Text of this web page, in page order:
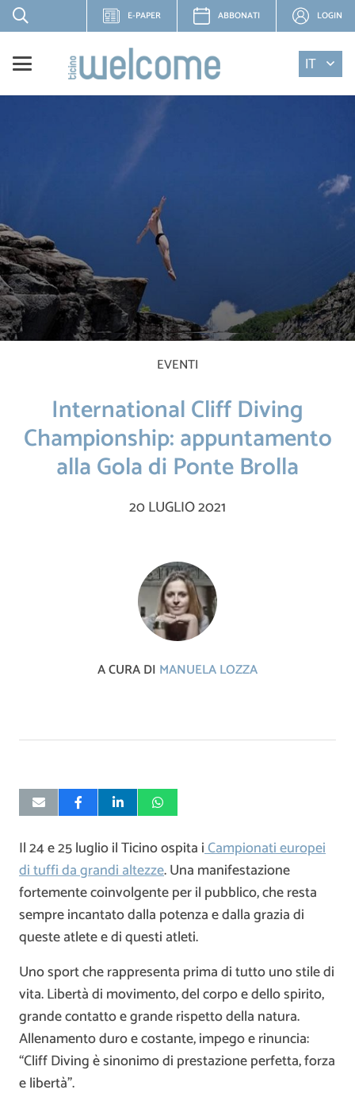
E-PAPER ABBONATI LOGIN
IT
EVENTI
International Cliff Diving
Championship: appuntamento
alla Gola di Ponte Brolla
20 LUGLIO 2021
A CURA DI MANUELA LOZZA
Il 24 e 25 luglio il Ticino ospita iCampionati europei
di tuffi da grandi altezze. Una manifestazione
fortemente coinvolgente per il pubblico, che resta
sempre incantato dalla potenza e dalla grazia di
queste atlete e di questi atleti.
Uno sport che rappresenta prima di tutto uno stile di
vita. Libertà di movimento, del corpo e dello spirito,
grande contatto e grande rispetto della natura.
Allenamento duro e costante, impego e rinuncia:
“Cliff Diving è sinonimo di prestazione perfetta, forza
e libertà”.